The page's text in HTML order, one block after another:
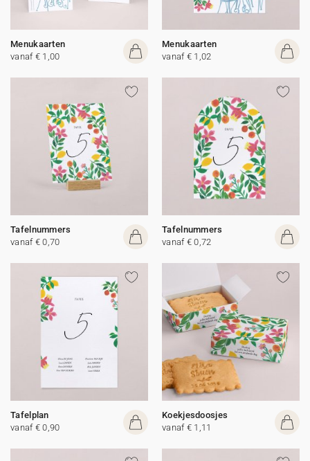
Menukaarten
vanaf € 1,00
Menukaarten
vanaf € 1,02
Tafelnummers
vanaf € 0,70
Tafelnummers
vanaf € 0,72
Tafelplan
vanaf € 0,90
Koekjesdoosjes
vanaf € 1,11